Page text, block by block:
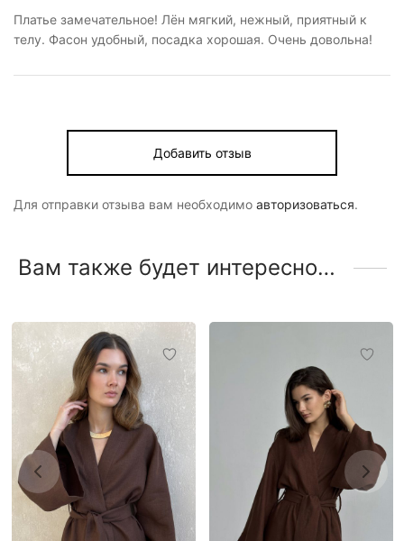
Платье замечательное! Лён мягкий, нежный, приятный к
телу. Фасон удобный, посадка хорошая. Очень довольна!
Добавить отзыв
Для отправки отзыва вам необходимо авторизоваться.
Вам также будет интересно…